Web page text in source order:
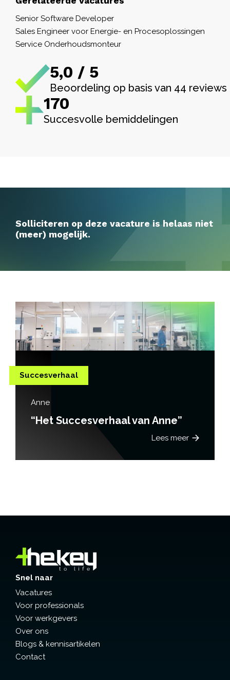
Senior Software Developer
Sales Engineer voor Energie- en Procesoplossingen
Service Onderhoudsmonteur
5,0 / 5
Beoordeling op basis van 44 reviews
170
Succesvolle bemiddelingen
Solliciteren op deze vacature is helaas niet
(meer) mogelijk.
Succesverhaal
Anne
“Het Succesverhaal van Anne”
Lees meer
Snel naar
Vacatures
Voor professionals
Voor werkgevers
Over ons
Blogs & kennisartikelen
Contact